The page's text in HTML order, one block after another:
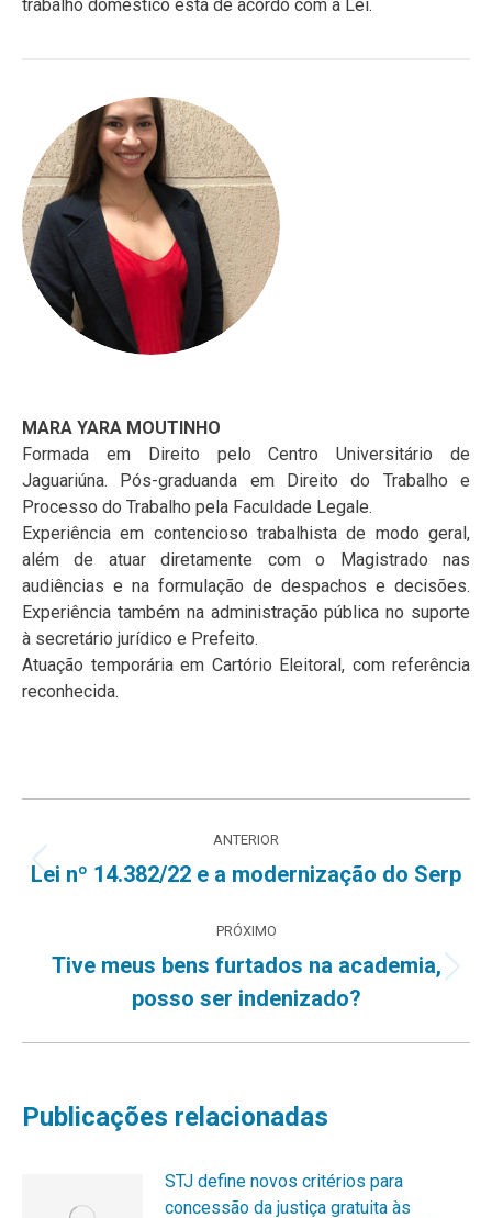
trabalho doméstico está de acordo com a Lei.
MARA YARA MOUTINHO
Formada em Direito pelo Centro Universitário de
Jaguariúna. Pós-graduanda em Direito do Trabalho e
Processo do Trabalho pela Faculdade Legale.
Experiência em contencioso trabalhista de modo geral,
além de atuar diretamente com o Magistrado nas
audiências e na formulação de despachos e decisões.
Experiência também na administração pública no suporte
à secretário jurídico e Prefeito.
Atuação temporária em Cartório Eleitoral, com referência
reconhecida.
de
ANTERIOR
Post
Lei nº 14.382/22 e a modernização do Serp
PRÓXIMO
Próximo
post:
Tive meus bens furtados na academia,
posso ser indenizado?
Publicações relacionadas
STJ define novos critérios para
concessão da justiça gratuita às